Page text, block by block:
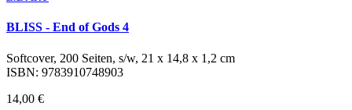
BLISS - End of Gods 4
Softcover, 200 Seiten, s/w, 21 x 14,8 x 1,2 cm
ISBN: 9783910748903
14,00 €